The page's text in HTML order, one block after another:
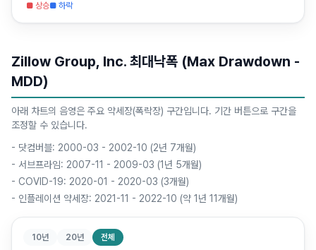
■ 상승■ 하락
Zillow Group, Inc. 최대낙폭 (Max Drawdown -
MDD)
아래 차트의 음영은 주요 약세장(폭락장) 구간입니다. 기간 버튼으로 구간을
조정할 수 있습니다.
- 닷컴버블: 2000-03 - 2002-10 (2년 7개월)
- 서브프라임: 2007-11 - 2009-03 (1년 5개월)
- COVID-19: 2020-01 - 2020-03 (3개월)
- 인플레이션 약세장: 2021-11 - 2022-10 (약 1년 11개월)
10년 20년 전체